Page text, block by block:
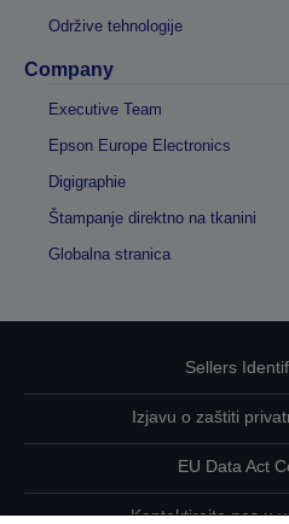
Održive tehnologije
Company
Executive Team
Epson Europe Electronics
Digigraphie
Štampanje direktno na tkanini
Globalna stranica
Sellers
Izjavu o zaštiti
EU Data Act
Kontaktirajte nas u